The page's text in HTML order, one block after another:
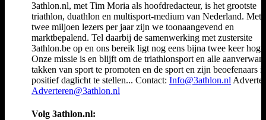
3athlon.nl, met Tim Moria als hoofdredacteur, is het grootste
triathlon, duathlon en multisport-medium van Nederland. Met
twee miljoen lezers per jaar zijn we toonaangevend en
marktbepalend. Tel daarbij de samenwerking met zustersite
3athlon.be op en ons bereik ligt nog eens bijna twee keer
Onze missie is en blijft om de triathlonsport en alle
takken van sport te promoten en de sport en zijn beoefenaars
positief daglicht te stellen... Contact: Info@3athlon.nl
Adverteren@3athlon.nl
Volg 3athlon.nl: